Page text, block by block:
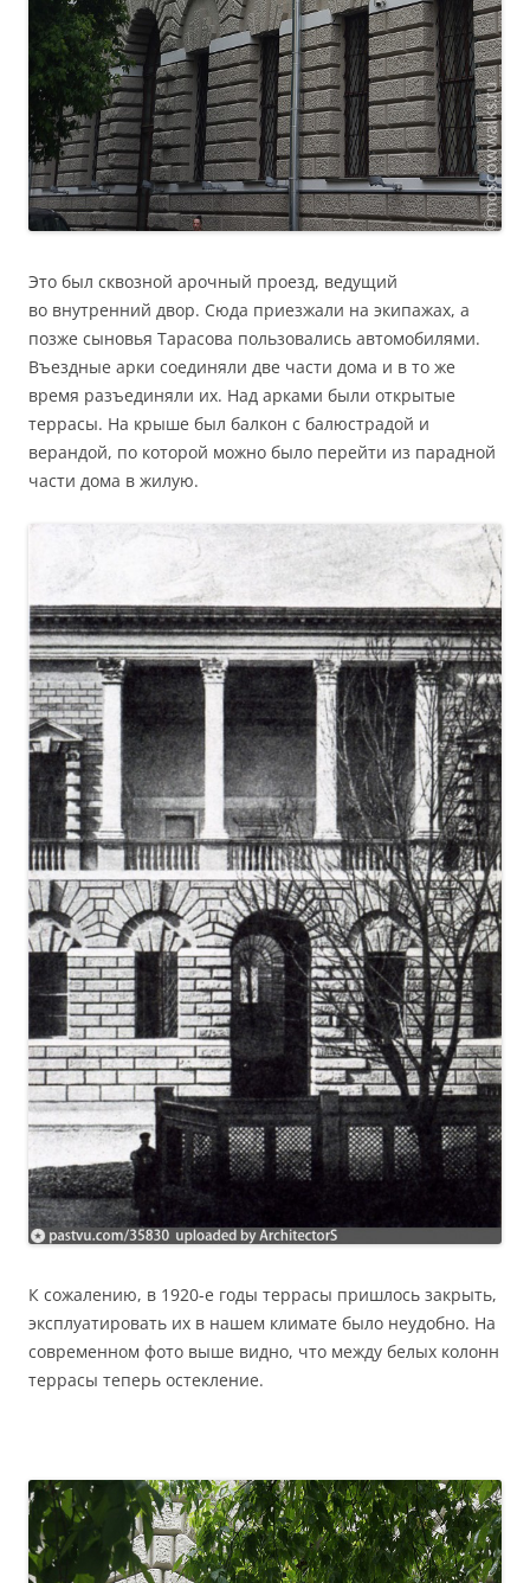
Это был сквозной арочный проезд, ведущий
во внутренний двор. Сюда приезжали на экипажах, а
позже сыновья Тарасова пользовались автомобилями.
Въездные арки соединяли две части дома и в то же
время разъединяли их. Над арками были открытые
террасы. На крыше был балкон с балюстрадой и
верандой, по которой можно было перейти из парадной
части дома в жилую.
К сожалению, в 1920-е годы террасы пришлось закрыть,
эксплуатировать их в нашем климате было неудобно. На
современном фото выше видно, что между белых колонн
террасы теперь остекление.